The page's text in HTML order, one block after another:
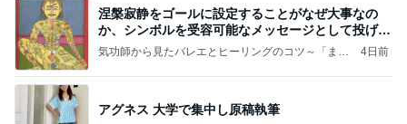
涅槃寂静をゴールに設定することがなぜ大事なの
か、シンボルを受容可能なメッセージとして投げる
ことが
気功師から見たバレエとヒーリングのコツ～「まと
4日前
アグネス 大学で集中し原稿執筆